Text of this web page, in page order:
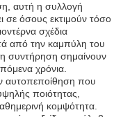
αυτή η συλλογή
σε όσους εκτιμούν τόσο
σχέδια
από την καμπύλη του
συντήρηση σημαίνουν
χρόνια.
αυτοπεποίθηση που
ποιότητας,
κομψότητα.